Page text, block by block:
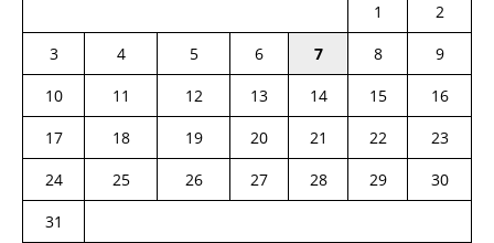
1
2
3
4 5 6 7 8
9
10
11 12 13 14 15
16
17
18 19 20 21 22
23
24
25 26 27 28 29
30
31